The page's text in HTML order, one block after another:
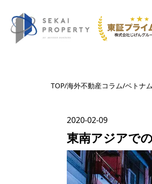
TOP/海外不動産コラム/ベトナム
2020-02-09
東南アジアで